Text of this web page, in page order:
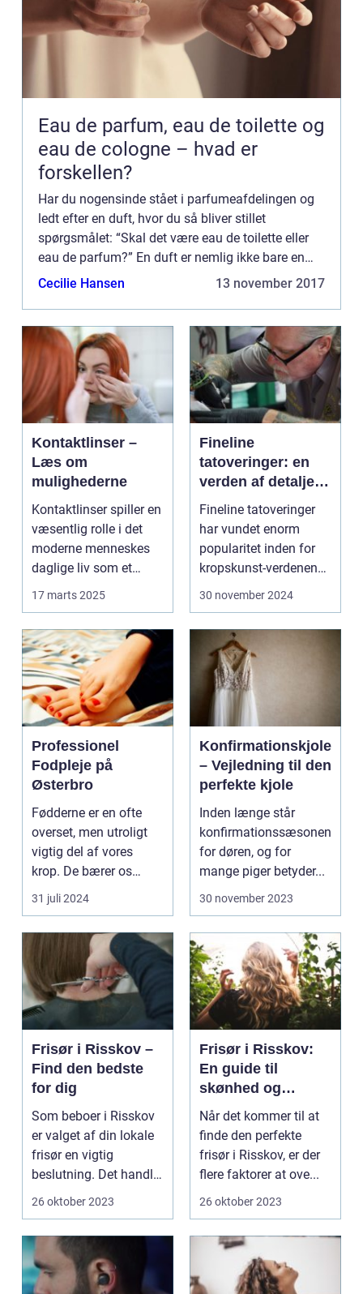
Eau de parfum, eau de toilette og
eau de cologne – hvad er
forskellen?
Har du nogensinde stået i parfumeafdelingen og
ledt efter en duft, hvor du så bliver stillet
spørgsmålet: “Skal det være eau de toilette eller
eau de parfum?” En duft er nemlig ikke bare en
duft, men hvad er...
Cecilie Hansen 13 november 2017
Kontaktlinser –
Læs om
mulighederne
Kontaktlinser spiller en
væsentlig rolle i det
moderne menneskes
daglige liv som et
praktisk a...
17 marts 2025
Fineline
tatoveringer: en
verden af detaljer
og elegance
Fineline tatoveringer
har vundet enorm
popularitet inden for
kropskunst-verdenen
de seneste år...
30 november 2024
Professionel
Fodpleje på
Østerbro
Fødderne er en ofte
overset, men utroligt
vigtig del af vores
krop. De bærer os
gennem ...
31 juli 2024
Konfirmationskjole
– Vejledning til den
perfekte kjole
Inden længe står
konfirmationssæsonen
for døren, og for
mange piger betyder...
30 november 2023
Frisør i Risskov –
Find den bedste
for dig
Som beboer i Risskov
er valget af din lokale
frisør en vigtig
beslutning. Det handler
om mere...
26 oktober 2023
Frisør i Risskov:
En guide til
skønhed og
velvære
Når det kommer til at
finde den perfekte
frisør i Risskov, er der
flere faktorer at ove...
26 oktober 2023